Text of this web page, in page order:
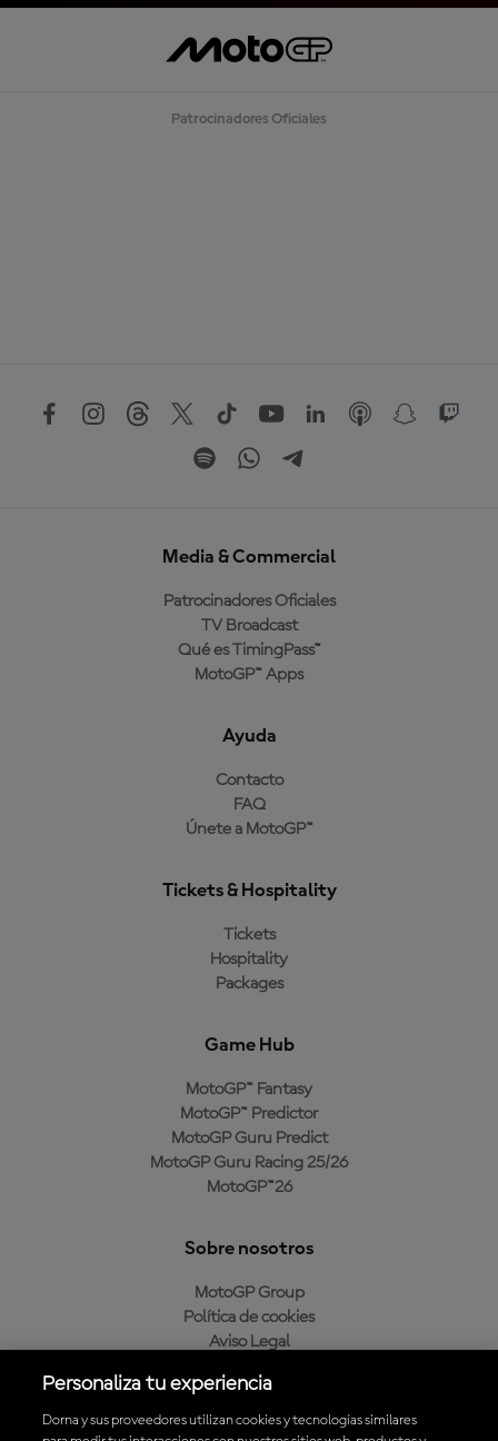
Patrocinadores Oficiales
Media & Commercial
Patrocinadores Oficiales
TV Broadcast
Qué es TimingPass™
MotoGP™ Apps
Ayuda
Contacto
FAQ
Únete a MotoGP™
Tickets & Hospitality
Tickets
Hospitality
Packages
Game Hub
MotoGP™ Fantasy
MotoGP™ Predictor
MotoGP Guru Predict
MotoGP Guru Racing 25/26
MotoGP™26
Sobre nosotros
MotoGP Group
Política de cookies
Aviso Legal
Política de compra
Personaliza tu experiencia
Dorna y sus proveedores utilizan cookies y tecnologías similares